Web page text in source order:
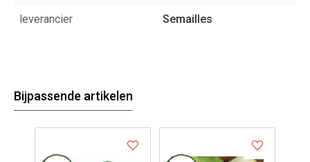
leverancier
Semailles
Bijpassende artikelen